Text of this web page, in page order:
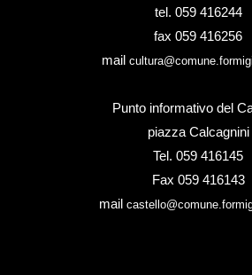
tel. 059 416244
fax 059 416256
mail
Punto informativo del
piazza Calcagnini
Tel. 059 416145
Fax 059 416143
mail